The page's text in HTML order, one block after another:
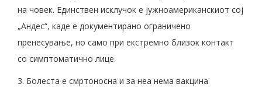
на човек. Единствен исклучок е јужноамериканскиот сој
„Андес“, каде е документирано ограничено
пренесување, но само при екстремно близок контакт
со симптоматично лице.
3. Болеста е смртоносна и за неа нема вакцина